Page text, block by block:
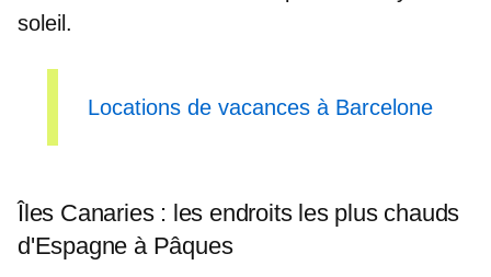
soleil.
Locations de vacances à Barcelone
Îles Canaries : les endroits les plus chauds
d'Espagne à Pâques